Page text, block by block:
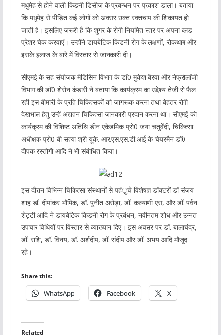
मधुमेह से होने वाली किडनी डिसीज के प्रबन्धन पर प्रकाश डाला। बताया
कि मधुमेह से पीड़ित कई लोगों को अक्सर उक्त रक्तचाप की शिकायत हो
जाती है। इसलिए जरूरी है कि शुगर के रोगी नियमित स्तर पर अपना ब्लड
प्रेशर चेक करवाएं। उन्होंने डायबेटिक किडनी रोग के लक्षणों, रोकथाम और
इसके इलाज के बारे में विस्तार से जानकारी दी।
सीएमई के सह संयोजक मेडिसिन विभाग के डाॅ0 मुकेश बैरवा और नेफ्रोलाॅजी
विभाग की डाॅ0 शेरोन कंडारी ने बताया कि कार्यक्रम का उद्देश्य तेजी से फैल
रही इस बीमारी के प्रति चिकित्सकों को जागरूक करना तथा बेहतर रोगी
देखभाल हेतु उन्हें अद्यतन चिकित्सा जानकारी प्रदान करना था। सीएमई को
कार्यक्रम की विशिष्ट अतिथि डीन एकेडमिक प्रो0 जया चतुर्वेदी, चिकित्सा
अधीक्षक प्रो0 बी सत्या श्री यूके. आर.एस.एस.डी.आई के चेयरमैन डाॅ0
दीपक रस्तोगी आदि ने भी संबोधित किया।
इस दौरान विभिन्न चिकित्सा संस्थानों से पहंुचे विशेषज्ञ डॉक्टरों डॉ संजय
शाह डॉ. दीपांकर भौमिक, डॉ. पुनीत अरोड़ा, डॉ. कल्याणी एस, और डॉ. पर्वन
शेट्टी आदि ने डायबेटिक किडनी रोग के प्रबंधन, नवीनतम शोध और उन्नत
उपचार विधियों पर विस्तार से व्याख्यान दिए। इस अवसर पर डॉ. बालाचंद्र,
डॉ. राशि, डॉ. विनय, डॉ. अर्शदीप, डॉ. संदीप और डॉ. अभय आदि मौजूद
रहे।
Share this:
WhatsApp Facebook X
Related